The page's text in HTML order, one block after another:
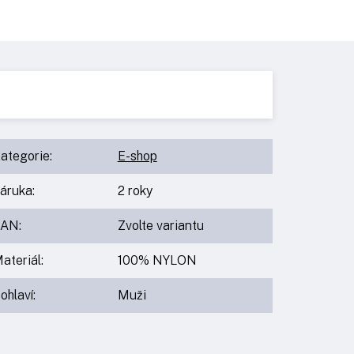
: E-shop
: 2 roky
: Zvolte variantu
: 100% NYLON
: Muži